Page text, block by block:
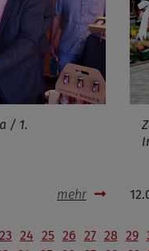
/ 1.
mehr
23 24 25 26 27 28 29